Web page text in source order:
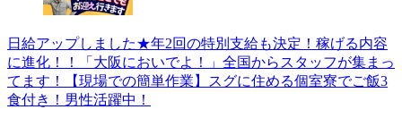
日給アップしました★年2回の特別支給も決定！稼げる内容
に進化！！「大阪においでよ！」全国からスタッフが集まっ
てます！【現場での簡単作業】スグに住める個室寮でご飯3
食付き！男性活躍中！